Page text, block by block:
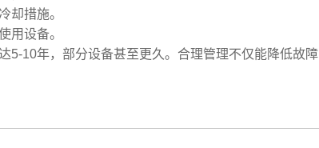
却措施。
用设备。
5-10年，部分设备甚至更久。合理管理不仅能降低故障